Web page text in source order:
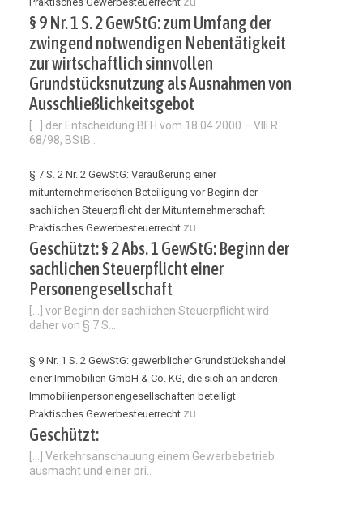
§ 9 Nr. 1 S. 2 GewStG: zum Umfang der
zwingend notwendigen Nebentätigkeit
zur wirtschaftlich sinnvollen
Grundstücksnutzung als Ausnahmen von
Ausschließlichkeitsgebot
[…] der Entscheidung BFH vom 18.04.2000 – VIII R
68/98, BStB..
§ 7 S. 2 Nr. 2 GewStG: Veräußerung einer
mitunternehmerischen Beteiligung vor Beginn der
sachlichen Steuerpflicht der Mitunternehmerschaft –
Praktisches Gewerbesteuerrecht zu
Geschützt: § 2 Abs. 1 GewStG: Beginn der
sachlichen Steuerpflicht einer
Personengesellschaft
[…] vor Beginn der sachlichen Steuerpflicht wird
daher von § 7 S...
§ 9 Nr. 1 S. 2 GewStG: gewerblicher Grundstückshandel
einer Immobilien GmbH & Co. KG, die sich an anderen
Immobilienpersonengesellschaften beteiligt –
Praktisches Gewerbesteuerrecht zu
Geschützt:
[…] Verkehrsanschauung einem Gewerbebetrieb
ausmacht und einer pri..